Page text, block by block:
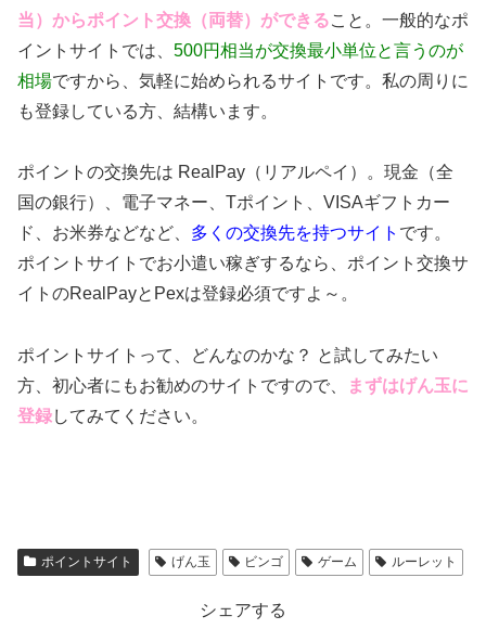
当）からポイント交換（両替）ができること。一般的なポ
イントサイトでは、 500円相当が交換最小単位と言うのが
相場ですから、気軽に始められるサイトです。私の周りに
も登録している方、結構います。
ポイントの交換先は RealPay（リアルペイ）。現金（全
国の銀行）、電子マネー、Tポイント、VISAギフトカー
ド、お米券などなど、 多くの交換先を持つサイト です。
ポイントサイトでお小遣い稼ぎするなら、ポイント交換サ
イトのRealPayとPexは登録必須ですよ～。
ポイントサイトって、どんなのかな？ と試してみたい
方、初心者にもお勧めのサイトですので、
まずはげん玉に
登録してみてください。
ポイントサイト げん玉 ビンゴ ゲーム ルーレット
シェアする